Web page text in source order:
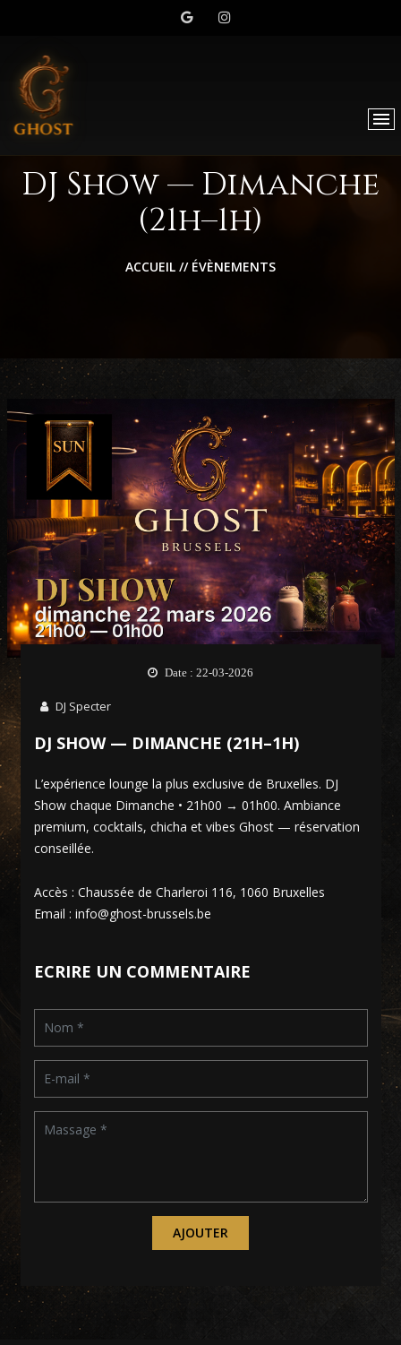
DJ Show — Dimanche
(21h–1h)
ACCUEIL // ÉVÈNEMENTS
Date : 22-03-2026
DJ Specter
DJ SHOW — DIMANCHE (21H–1H)
L’expérience lounge la plus exclusive de Bruxelles. DJ
Show chaque Dimanche • 21h00 → 01h00. Ambiance
premium, cocktails, chicha et vibes Ghost — réservation
conseillée.
Accès : Chaussée de Charleroi 116, 1060 Bruxelles
Email : info@ghost-brussels.be
ECRIRE UN COMMENTAIRE
AJOUTER